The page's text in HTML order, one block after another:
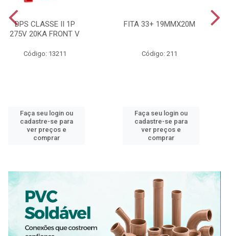
DPS CLASSE II 1P
275V 20KA FRONT V
Código: 13211
Faça seu login ou
cadastre-se para
ver preços e
comprar
FITA 33+ 19MMX20M
Código: 211
Faça seu login ou
cadastre-se para
ver preços e
comprar